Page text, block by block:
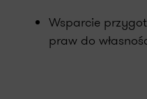
Wsparcie
praw do